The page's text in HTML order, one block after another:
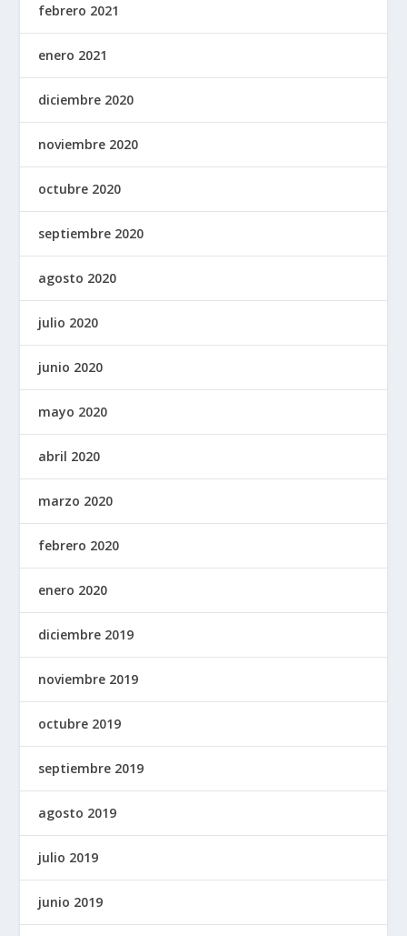
febrero 2021
enero 2021
diciembre 2020
noviembre 2020
octubre 2020
septiembre 2020
agosto 2020
julio 2020
junio 2020
mayo 2020
abril 2020
marzo 2020
febrero 2020
enero 2020
diciembre 2019
noviembre 2019
octubre 2019
septiembre 2019
agosto 2019
julio 2019
junio 2019